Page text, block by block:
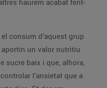
haurem acabat fent-
consum d’aquest grup
aportin un valor nutritiu
sucre baix i que, alhora,
l’ansietat que a